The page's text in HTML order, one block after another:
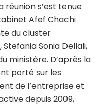
réunion s’est tenue
Afef Chachi
du cluster
,Stefania Sonia Dellali,
ministère. D’après la
porté sur les
de l’entreprise et
depuis 2009,